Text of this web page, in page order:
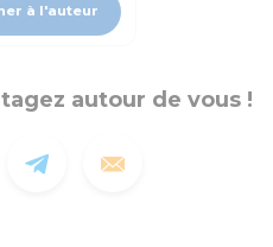
à l'auteur
autour de vous !